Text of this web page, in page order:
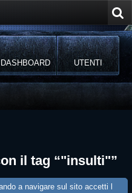
DASHBOARD UTENTI
il tag “"insulti"”
a navigare sul sito accetti l